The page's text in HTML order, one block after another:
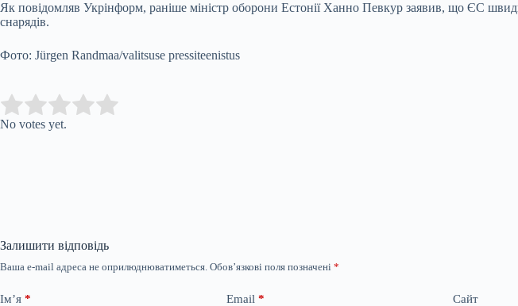
Як повідомляв Укрінформ, раніше міністр оборони Естонії Ханно Певкур заявив, що ЄС
снарядів.
Фото: Jürgen Randmaa/valitsuse pressiteenistus
Rate this item:
No votes yet.
Залишити відповідь
Ваша e-mail адреса не оприлюднюватиметься. Обов’язкові поля позначені *
Ім’я * Email * Сайт